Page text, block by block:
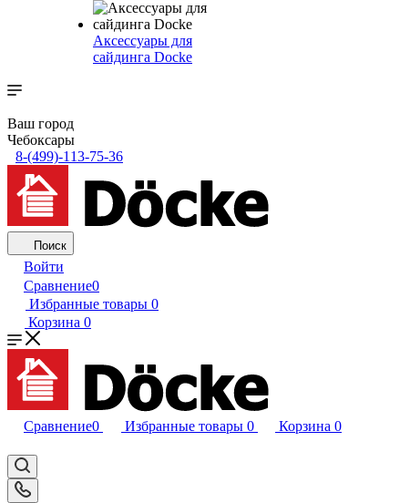
Аксессуары для
сайдинга Docke
Ваш город
Чебоксары
8-(499)-113-75-36
Поиск
Войти
Сравнение0
Избранные товары 0
Корзина 0
Сравнение0 Избранные товары 0 Корзина 0